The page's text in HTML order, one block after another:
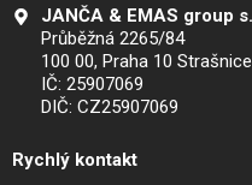
JANČA & EMAS group
Průběžná 2265/84
100 00, Praha 10 Strašnice
IČ: 25907069
DIČ: CZ25907069
Rychlý kontakt